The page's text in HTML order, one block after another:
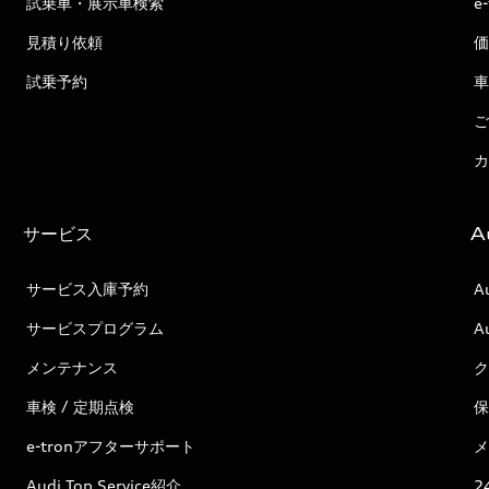
見積り依頼
試乗予約
サービス
サービス入庫予約
サービスプログラム
メンテナンス
車検 / 定期点検
e-tronアフターサポート
Audi Top Service紹介